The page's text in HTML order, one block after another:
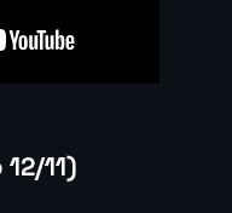
11)